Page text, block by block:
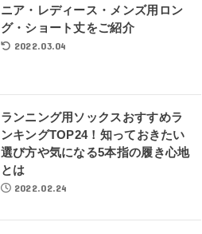
ニア・レディース・メンズ用ロン
グ・ショート丈をご紹介
2022.03.04
ランニング用ソックスおすすめラ
ンキングTOP24！知っておきたい
選び方や気になる5本指の履き心地
とは
2022.02.24